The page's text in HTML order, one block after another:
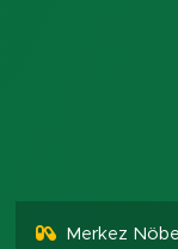
Merkez